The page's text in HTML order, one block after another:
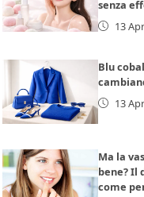
senza
13
Blu
13
Ma la
bene? Il
come